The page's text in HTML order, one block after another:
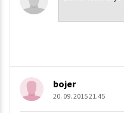
bojer
20. 09. 2015 21.45